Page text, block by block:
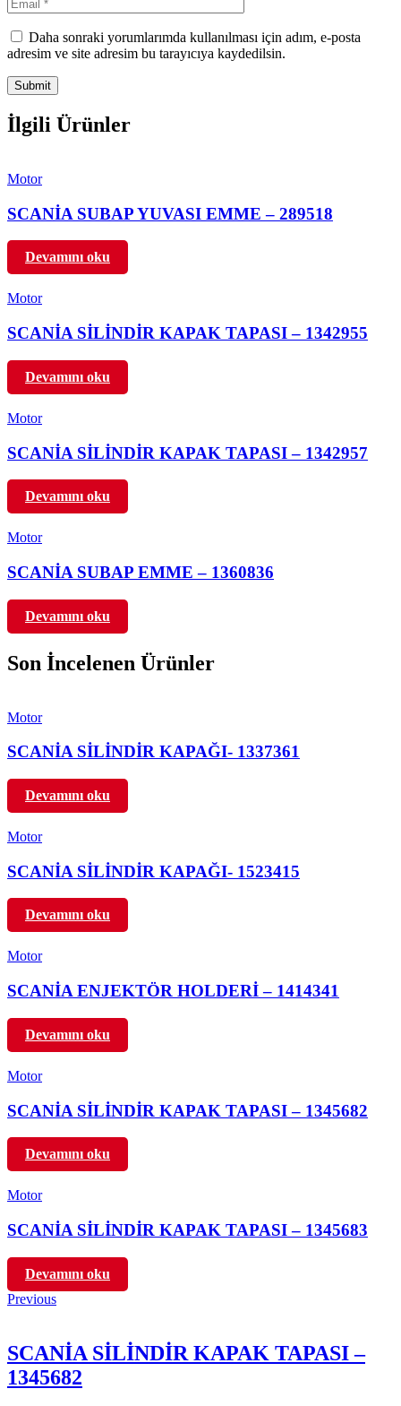
Daha sonraki yorumlarımda kullanılması için adım, e-posta
adresim ve site adresim bu tarayıcıya kaydedilsin.
İlgili Ürünler
Motor
SCANİA SUBAP YUVASI EMME – 289518
Devamını oku
Motor
SCANİA SİLİNDİR KAPAK TAPASI – 1342955
Devamını oku
Motor
SCANİA SİLİNDİR KAPAK TAPASI – 1342957
Devamını oku
Motor
SCANİA SUBAP EMME – 1360836
Devamını oku
Son İncelenen Ürünler
Motor
SCANİA SİLİNDİR KAPAĞI- 1337361
Devamını oku
Motor
SCANİA SİLİNDİR KAPAĞI- 1523415
Devamını oku
Motor
SCANİA ENJEKTÖR HOLDERİ – 1414341
Devamını oku
Motor
SCANİA SİLİNDİR KAPAK TAPASI – 1345682
Devamını oku
Motor
SCANİA SİLİNDİR KAPAK TAPASI – 1345683
Devamını oku
Previous
SCANİA SİLİNDİR KAPAK TAPASI –
1345682